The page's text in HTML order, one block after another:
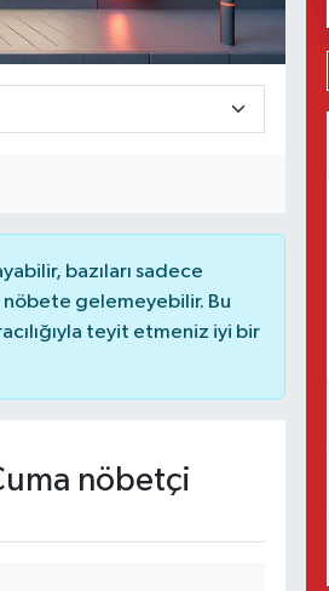
bazıları sadece
gelemeyebilir. Bu
teyit etmeniz iyi bir
nöbetçi